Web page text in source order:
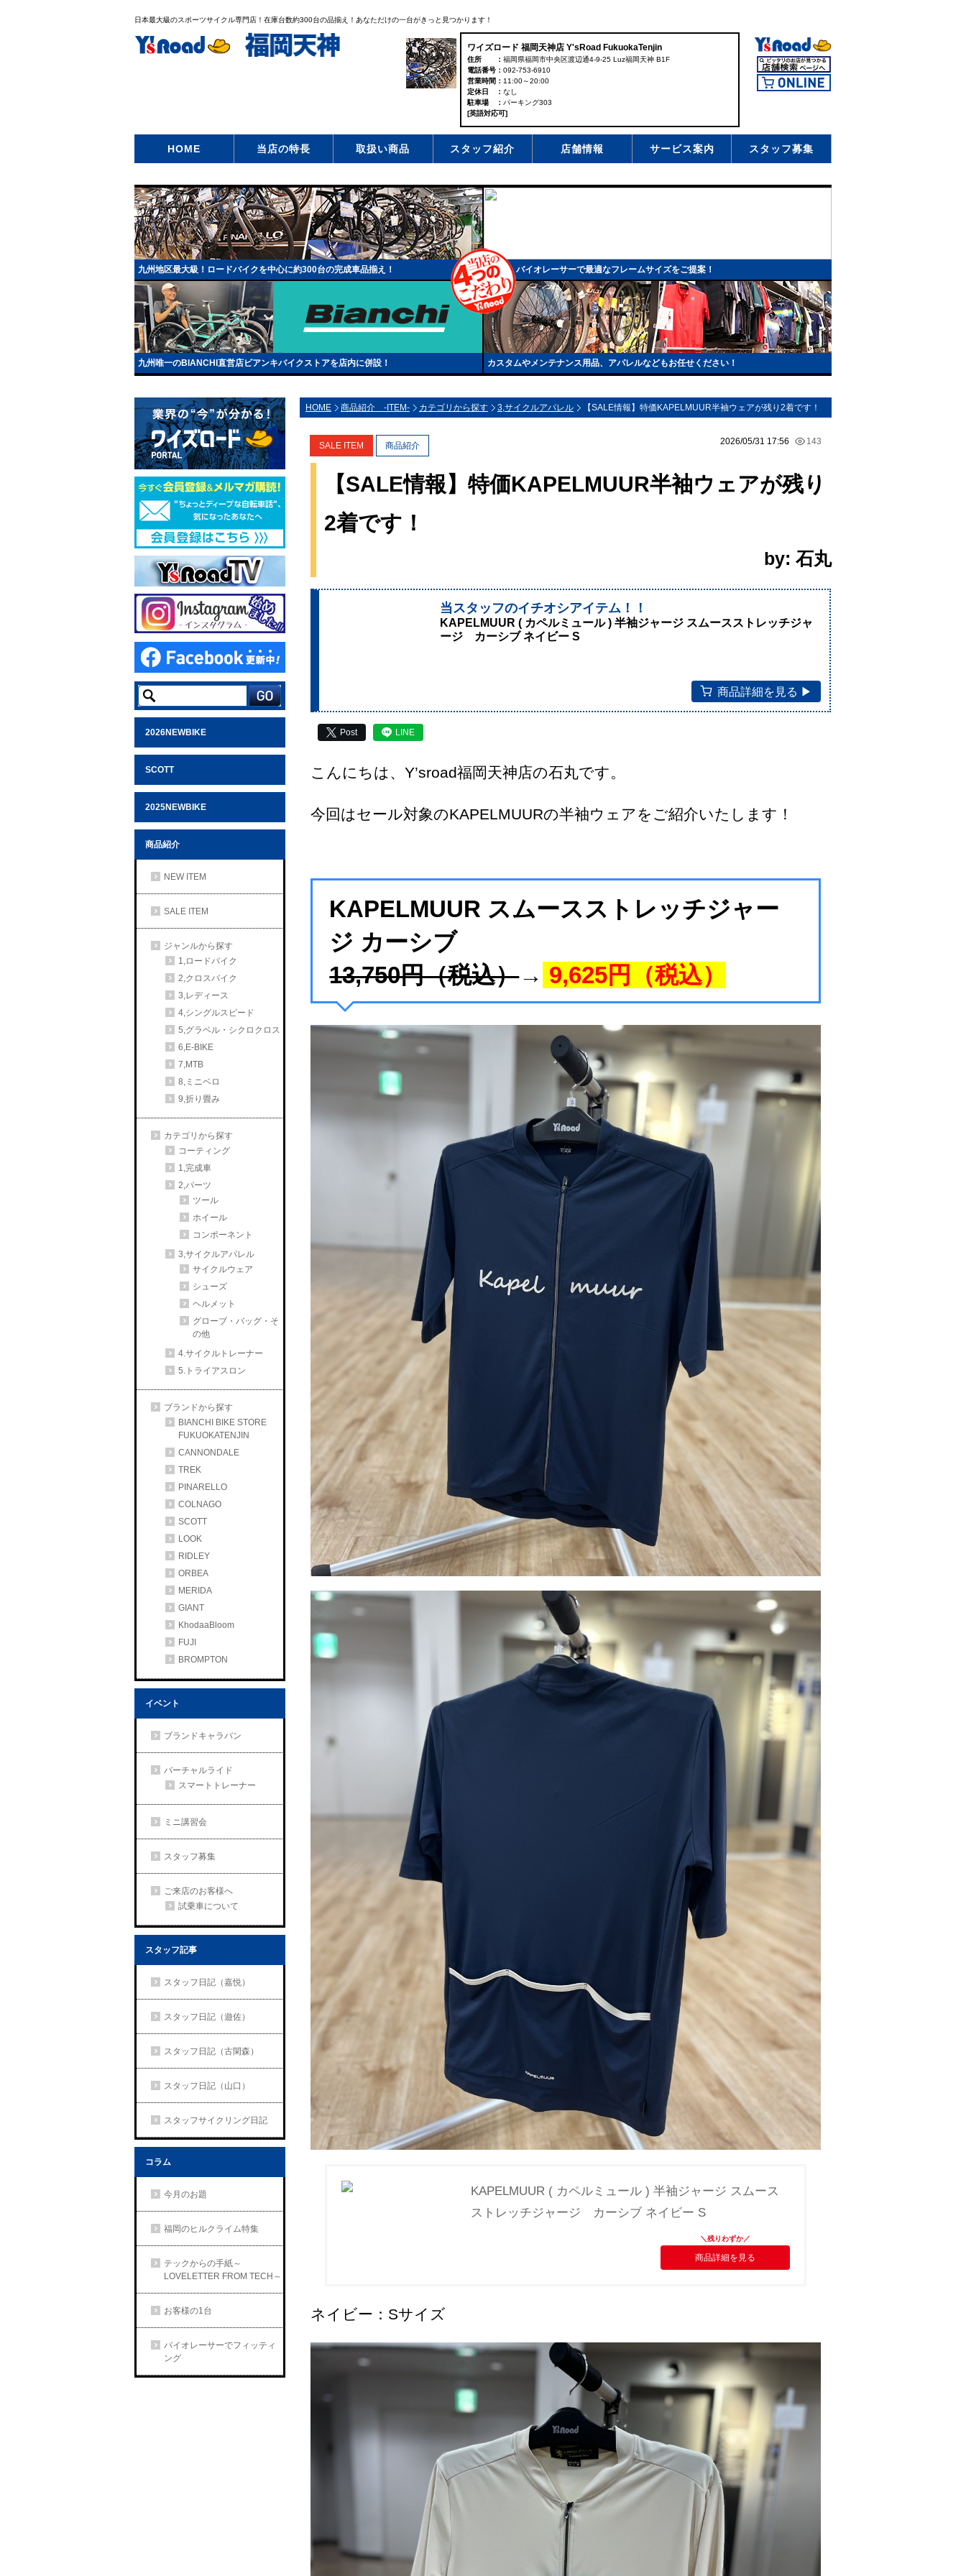
日本最大級のスポーツサイクル専門店！在庫台数約300台の品揃え！あなただけの一台がきっと見つかります！
ワイズロード 福岡天神店 Y'sRoad FukuokaTenjin
住所
福岡県福岡市中央区渡辺通4-9-25 Luz福岡天神 B1F
電話番号
092-753-6910
営業時間
11:00～20:00
定休日
なし
駐車場
パーキング303
[英語対応可]
HOME 当店の特長 取扱い商品 スタッフ紹介 店舗情報 サービス案内 スタッフ募集
九州地区最大級！ロードバイクを中心に約300台の完成車品揃え！ バイオレーサーで最適なフレームサイズをご提案！
九州唯一のBIANCHI直営店ビアンキバイクストアを店内に併設！ カスタムやメンテナンス用品、アパレルなどもお任せください！
2026NEWBIKE
SCOTT
2025NEWBIKE
商品紹介
NEW ITEM
SALE ITEM
ジャンルから探す
1,ロードバイク
2,クロスバイク
3,レディース
4,シングルスピード
5,グラベル・シクロクロス
6,E-BIKE
7,MTB
8,ミニベロ
9,折り畳み
カテゴリから探す
コーティング
1,完成車
2,パーツ
ツール
ホイール
コンポーネント
3,サイクルアパレル
サイクルウェア
シューズ
ヘルメット
グローブ・バッグ・そ
の他
4.サイクルトレーナー
5.トライアスロン
ブランドから探す
BIANCHI BIKE STORE
FUKUOKATENJIN
CANNONDALE
TREK
PINARELLO
COLNAGO
SCOTT
LOOK
RIDLEY
ORBEA
MERIDA
GIANT
KhodaaBloom
FUJI
BROMPTON
イベント
ブランドキャラバン
バーチャルライド
スマートトレーナー
ミニ講習会
スタッフ募集
ご来店のお客様へ
試乗車について
スタッフ記事
スタッフ日記（嘉悦）
スタッフ日記（遊佐）
スタッフ日記（古閑森）
スタッフ日記（山口）
スタッフサイクリング日記
コラム
今月のお題
福岡のヒルクライム特集
テックからの手紙～
LOVELETTER FROM TECH～
お客様の1台
バイオレーサーでフィッティ
ング
HOME 商品紹介 -ITEM- カテゴリから探す 3,サイクルアパレル 【SALE情報】特価KAPELMUUR半袖ウェアが残り2着です！
2026/05/31 17:56 143
SALE ITEM 商品紹介
【SALE情報】特価KAPELMUUR半袖ウェアが残り
2着です！
by: 石丸
当スタッフのイチオシアイテム！！
KAPELMUUR ( カペルミュール ) 半袖ジャージ スムースストレッチジャ
ージ カーシブ ネイビー S
商品詳細を見る ▶︎
Post LINE
こんにちは、Y’sroad福岡天神店の石丸です。
今回はセール対象のKAPELMUURの半袖ウェアをご紹介いたします！
KAPELMUUR スムースストレッチジャー
ジ カーシブ
13,750円（税込）→ 9,625円（税込）
KAPELMUUR ( カペルミュール ) 半袖ジャージ スムース
ストレッチジャージ カーシブ ネイビー S
商品詳細を見る
ネイビー：Sサイズ